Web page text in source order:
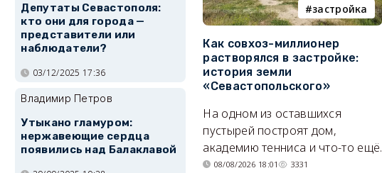
застройка
Как совхоз-миллионер
растворялся в застройке:
история земли
«Севастопольского»
На одном из оставшихся
пустырей построят дом,
академию тенниса и что-то ещё.
08/08/2026 18:01 3331
Депутаты Севастополя:
кто они для города —
представители или
наблюдатели?
03/12/2025 17:36
Владимир Петров
Утыкано гламуром:
нержавеющие сердца
появились над Балаклавой